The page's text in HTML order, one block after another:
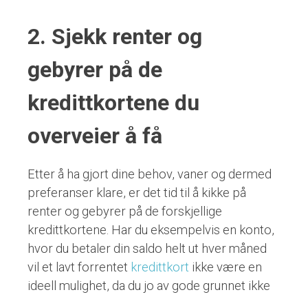
2. Sjekk renter og
gebyrer på de
kredittkortene du
overveier å få
Etter å ha gjort dine behov, vaner og dermed
preferanser klare, er det tid til å kikke på
renter og gebyrer på de forskjellige
kredittkortene. Har du eksempelvis en konto,
hvor du betaler din saldo helt ut hver måned
vil et lavt forrentet kredittkort ikke være en
ideell mulighet, da du jo av gode grunnet ikke